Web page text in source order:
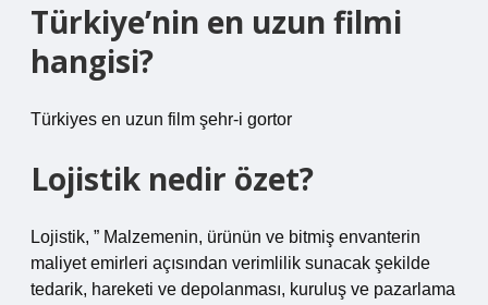
Türkiye’nin en uzun filmi
hangisi?
Türkiyes en uzun film şehr-i gortor
Lojistik nedir özet?
Lojistik, ” Malzemenin, ürünün ve bitmiş envanterin
maliyet emirleri açısından verimlilik sunacak şekilde
tedarik, hareketi ve depolanması, kuruluş ve pazarlama